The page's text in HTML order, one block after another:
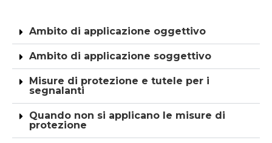
Ambito di applicazione oggettivo
Ambito di applicazione soggettivo
Misure di protezione e tutele per i
segnalanti
Quando non si applicano le misure di
protezione